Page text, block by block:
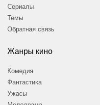
Сериалы
Темы
Обратная связь
Жанры кино
Комедия
Фантастика
Ужасы